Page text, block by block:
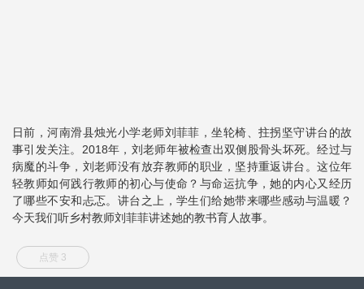
日前，河南滑县烛光小学老师刘菲菲，坐轮椅、拄拐坚守讲台的故
事引发关注。2018年，刘老师年被检查出双侧股骨头坏死。经过与
病魔的斗争，刘老师没有放弃教师的职业，坚持重返讲台。这位年
轻教师如何践行教师的初心与使命？与命运抗争，她的内心又经历
了哪些不安和忐忑。讲台之上，学生们给她带来哪些感动与温暖？
今天我们听乡村教师刘菲菲讲述她的教书育人故事。
点赞 3